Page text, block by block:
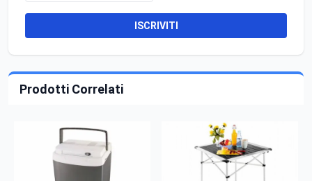
ISCRIVITI
Prodotti Correlati